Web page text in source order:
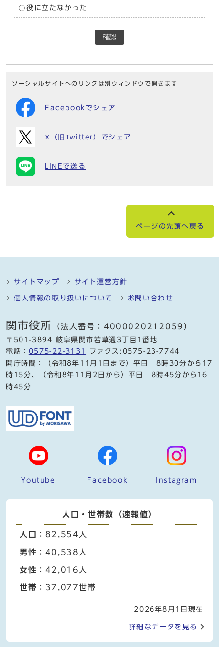
役に立たなかった
確認
ソーシャルサイトへのリンクは別ウィンドウで開きます
Facebookでシェア
X（旧Twitter）でシェア
LINEで送る
ページの先頭へ戻る
サイトマップ サイト運営方針
個人情報の取り扱いについて お問い合わせ
関市役所 （法人番号：4000020212059）
〒501-3894 岐阜県関市若草通3丁目1番地
電話： 0575-22-3131
ファクス:0575-23-7744
開庁時間：（令和8年11月1日まで）平日 8時30分から17
時15分、（令和8年11月2日から）平日 8時45分から16
時45分
Youtube Facebook Instagram
人口・世帯数（速報値）
人口 ：82,554人
男性 ：40,538人
女性 ：42,016人
世帯 ：37,077世帯
2026年8月1日現在
詳細なデータを見る